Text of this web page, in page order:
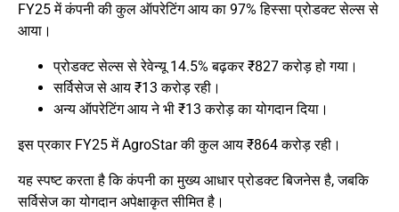
FY25 में कंपनी की कुल ऑपरेटिंग आय का 97% हिस्सा प्रोडक्ट सेल्स से
आया।
प्रोडक्ट सेल्स से रेवेन्यू 14.5% बढ़कर ₹827 करोड़ हो गया।
सर्विसेज से आय ₹13 करोड़ रही।
अन्य ऑपरेटिंग आय ने भी ₹13 करोड़ का योगदान दिया।
इस प्रकार FY25 में AgroStar की कुल आय ₹864 करोड़ रही।
यह स्पष्ट करता है कि कंपनी का मुख्य आधार प्रोडक्ट बिजनेस है, जबकि
सर्विसेज का योगदान अपेक्षाकृत सीमित है।